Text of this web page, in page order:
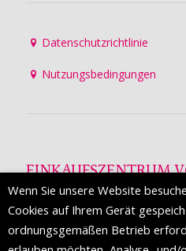
Datenschutzrichtlinie
Nutzungsbedingungen
EINKAUFSZENTRUM
Die Mall of Split
ist ein
etwa 200 Einzelhandelsmarken
Weltmodemarken, die zum
Wenn Sie unsere Website
Cookies auf Ihrem Gerät
ordnungsgemäßen Betrieb